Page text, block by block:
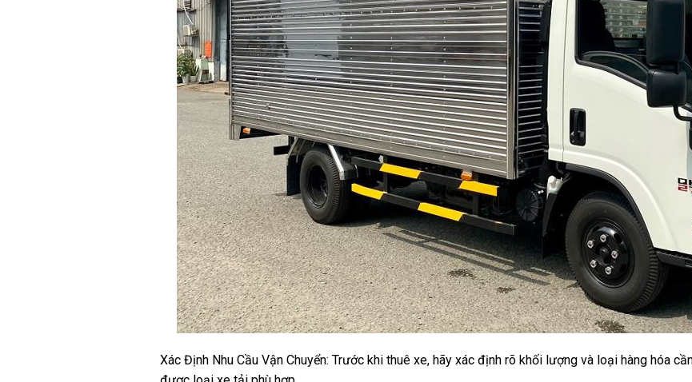
Xác Định Nhu Cầu Vận Chuyển: Trước khi thuê xe, hãy xác định rõ khối lượng và loại hàng hóa